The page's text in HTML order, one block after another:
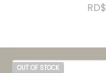
RD$
OUT OF STOCK